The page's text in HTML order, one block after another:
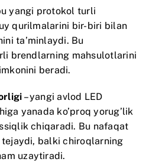
yangi protokol turli
qurilmalarini bir-biri bilan
ta’minlaydi. Bu
brendlarning mahsulotlarini
beradi.
– yangi avlod LED
yanada ko’proq yorug’lik
chiqaradi. Bu nafaqat
balki chiroqlarning
uzaytiradi.